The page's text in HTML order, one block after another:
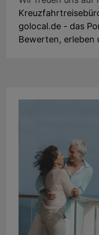
golocal.de - das
Bewerten, erleben